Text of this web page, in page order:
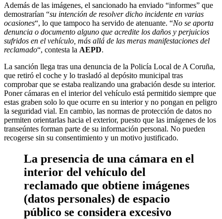
Además de las imágenes, el sancionado ha enviado “informes” que
demostrarían “su intención de resolver dicho incidente en varias
ocasiones“, lo que tampoco ha servido de atenuante. “No se aporta
denuncia o documento alguno que acredite los daños y perjuicios
sufridos en el vehículo, más allá de las meras manifestaciones del
reclamado“, contesta la AEPD.
La sanción llega tras una denuncia de la Policía Local de A Coruña,
que retiró el coche y lo trasladó al depósito municipal tras
comprobar que se estaba realizando una grabación desde su interior.
Poner cámaras en el interior del vehículo está permitido siempre que
estas graben solo lo que ocurre en su interior y no pongan en peligro
la seguridad vial. En cambio, las normas de protección de datos no
permiten orientarlas hacia el exterior, puesto que las imágenes de los
transeúntes forman parte de su información personal. No pueden
recogerse sin su consentimiento y un motivo justificado.
La presencia de una cámara en el
interior del vehículo del
reclamado que obtiene imágenes
(datos personales) de espacio
público se considera excesivo